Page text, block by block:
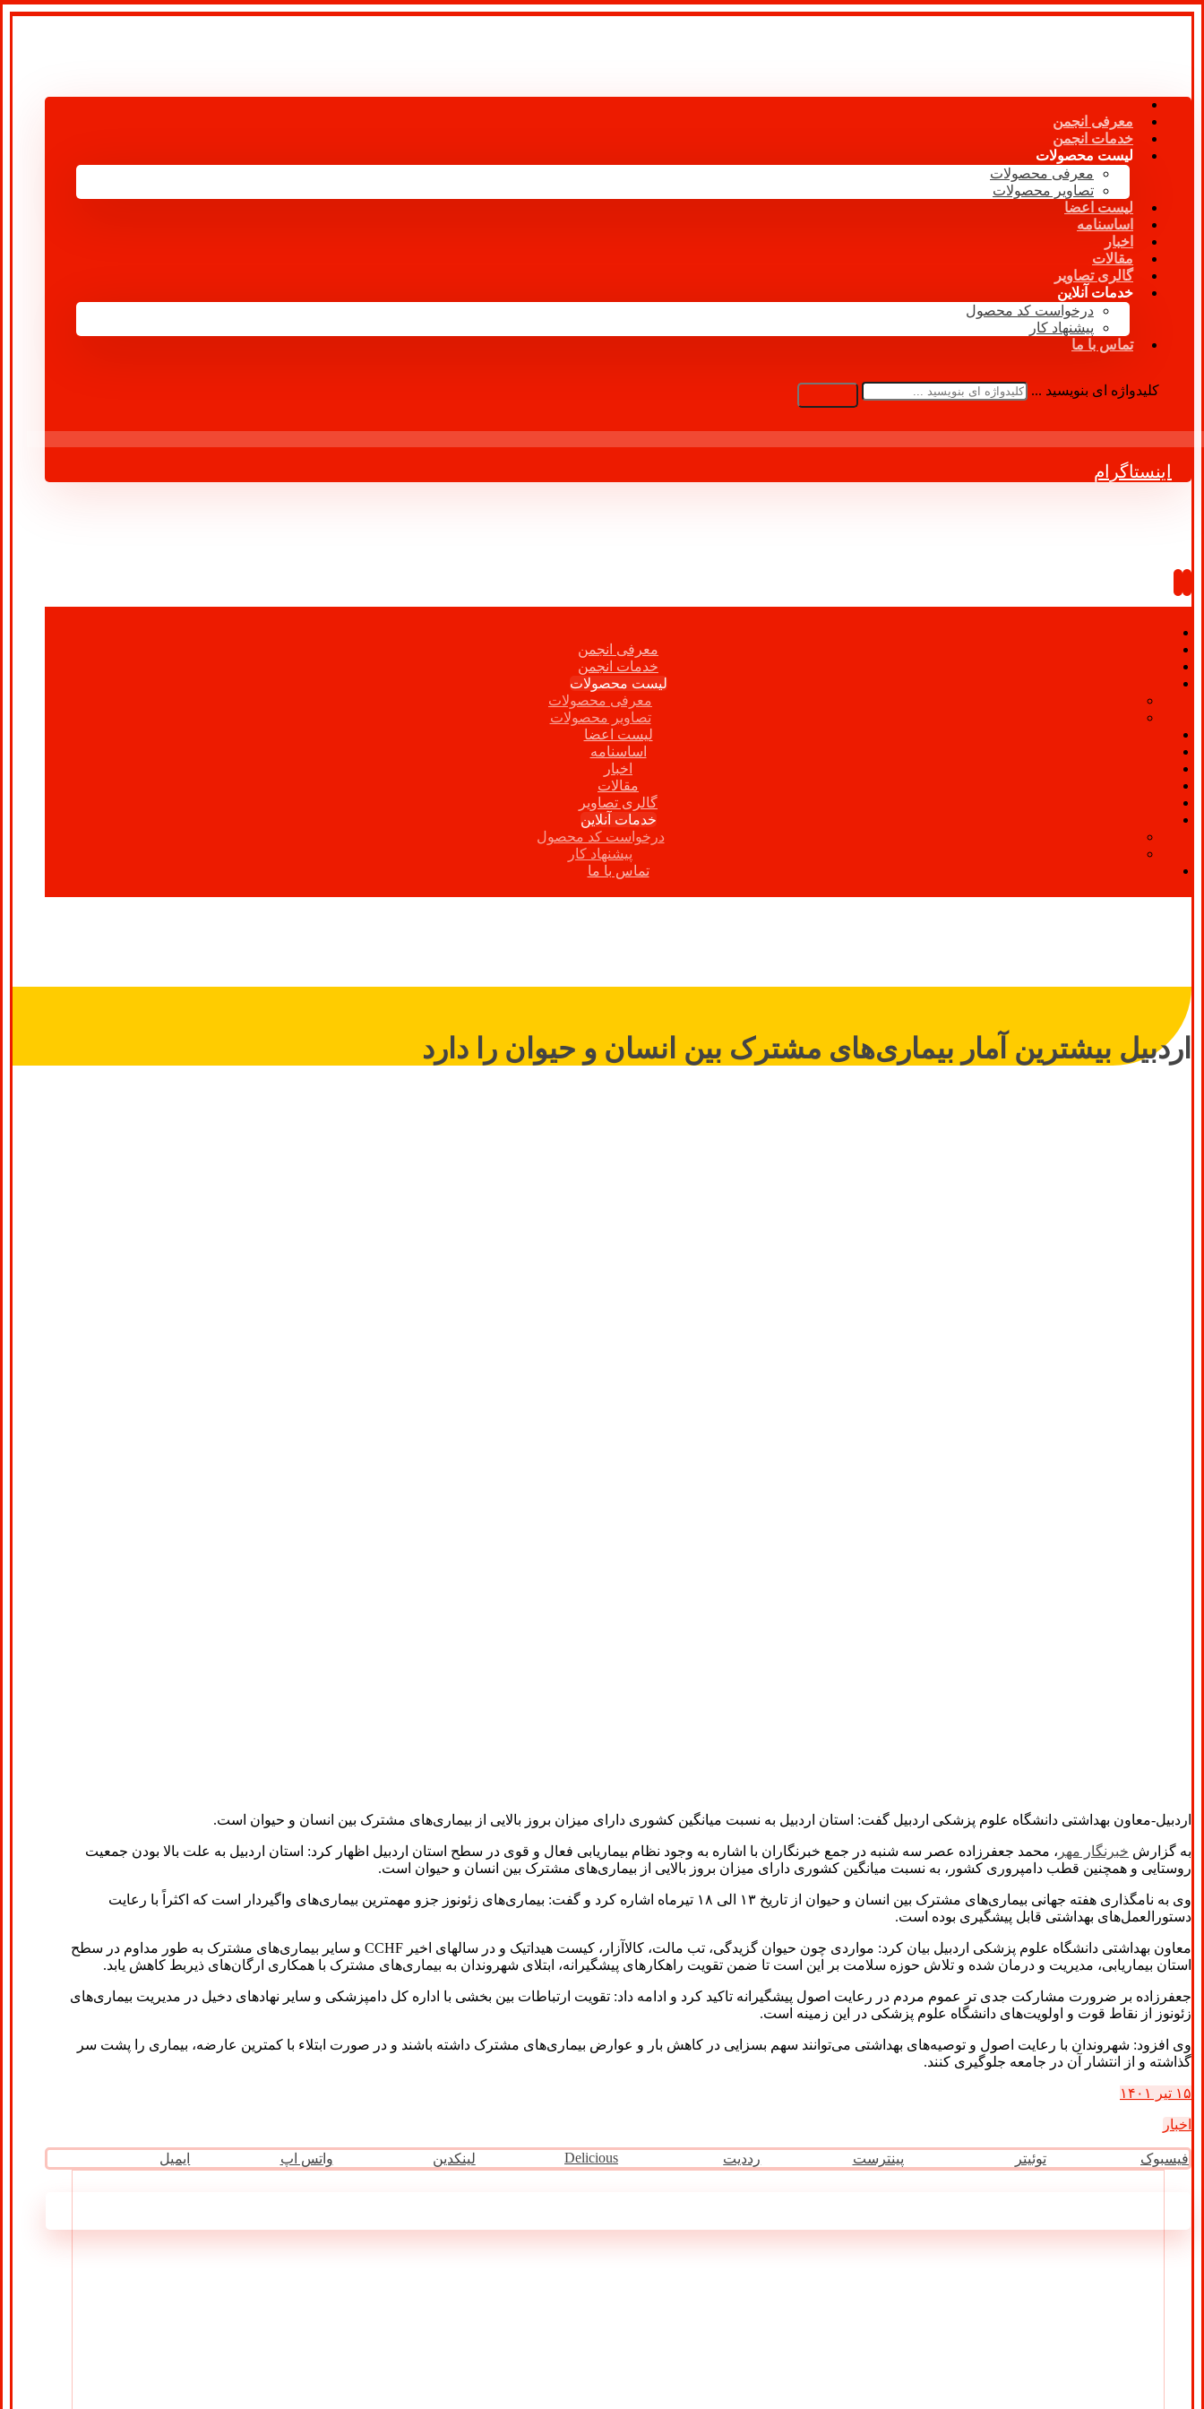
معرفی انجمن
خدمات انجمن
لیست محصولات
معرفی محصولات
تصاویر محصولات
لیست اعضا
اساسنامه
اخبار
مقالات
گالری تصاویر
خدمات آنلاین
درخواست کد محصول
پیشنهاد کار
تماس با ما
کلیدواژه ای بنویسید ...
اینستاگرام
معرفی انجمن
خدمات انجمن
لیست محصولات
معرفی محصولات
تصاویر محصولات
لیست اعضا
اساسنامه
اخبار
مقالات
گالری تصاویر
خدمات آنلاین
درخواست کد محصول
پیشنهاد کار
تماس با ما
اردبیل بیشترین آمار بیماری‌های مشترک بین انسان و حیوان را دارد
اردبیل-معاون بهداشتی دانشگاه علوم پزشکی اردبیل گفت: استان اردبیل به نسبت میانگین کشوری دارای میزان بروز بالایی از بیماری‌های مشترک بین انسان و حیوان است.
به گزارش خبرنگار مهر ، محمد جعفرزاده عصر سه شنبه در جمع خبرنگاران با اشاره به وجود نظام بیماریابی فعال و قوی در سطح استان اردبیل اظهار کرد: استان اردبیل به علت بالا بودن جمعیت
روستایی و همچنین قطب دامپروری کشور، به نسبت میانگین کشوری دارای میزان بروز بالایی از بیماری‌های مشترک بین انسان و حیوان است.
وی به نامگذاری هفته جهانی بیماری‌های مشترک بین انسان و حیوان از تاریخ ۱۳ الی ۱۸ تیرماه اشاره کرد و گفت: بیماری‌های زئونوز جزو مهمترین بیماری‌های واگیردار است که اکثراً با رعایت
دستورالعمل‌های بهداشتی قابل پیشگیری بوده است.
معاون بهداشتی دانشگاه علوم پزشکی اردبیل بیان کرد: مواردی چون حیوان گزیدگی، تب مالت، کالاآزار، کیست هیداتیک و در سالهای اخیر CCHF و سایر بیماری‌های مشترک به طور مداوم در سطح
استان بیماریابی، مدیریت و درمان شده و تلاش حوزه سلامت بر این است تا ضمن تقویت راهکارهای پیشگیرانه، ابتلای شهروندان به بیماری‌های مشترک با همکاری ارگان‌های ذیربط کاهش یابد.
جعفرزاده بر ضرورت مشارکت جدی تر عموم مردم در رعایت اصول پیشگیرانه تاکید کرد و ادامه داد: تقویت ارتباطات بین بخشی با اداره کل دامپزشکی و سایر نهادهای دخیل در مدیریت بیماری‌های
زئونوز از نقاط قوت و اولویت‌های دانشگاه علوم پزشکی در این زمینه است.
وی افزود: شهروندان با رعایت اصول و توصیه‌های بهداشتی می‌توانند سهم بسزایی در کاهش بار و عوارض بیماری‌های مشترک داشته باشند و در صورت ابتلاء با کمترین عارضه، بیماری را پشت سر
گذاشته و از انتشار آن در جامعه جلوگیری کنند.
۱۵ تیر ۱۴۰۱
اخبار
فیسبوک توئیتر پینترست رددیت Delicious لینکدین واتس اپ ایمیل